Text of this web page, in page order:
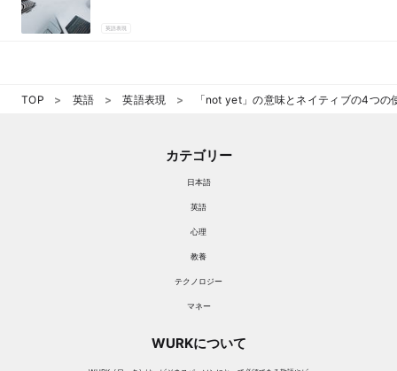
英語表現
TOP 英語 英語表現 「not yet」の意味とネイティブの4つの
カテゴリー
日本語
英語
心理
教養
テクノロジー
マネー
WURKについて